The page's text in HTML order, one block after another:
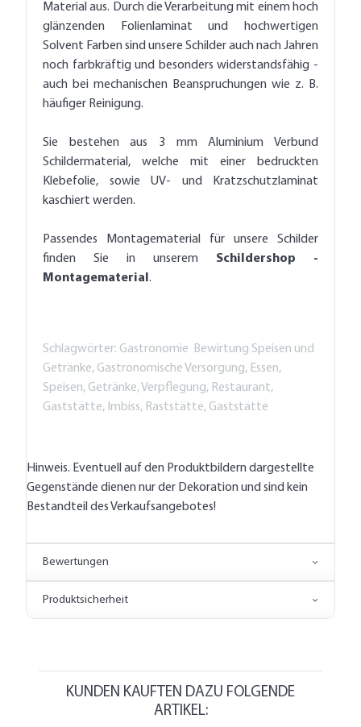
Material aus. Durch die Verarbeitung mit einem hoch
glänzenden Folienlaminat und hochwertigen
Solvent Farben sind unsere Schilder auch nach Jahren
noch farbkräftig und besonders widerstandsfähig -
auch bei mechanischen Beanspruchungen wie z. B.
häufiger Reinigung.
Sie bestehen aus 3 mm Aluminium Verbund
Schildermaterial, welche mit einer bedruckten
Klebefolie, sowie UV- und Kratzschutzlaminat
kaschiert werden.
Passendes Montagematerial für unsere Schilder
finden Sie in unserem Schildershop -
Montagematerial.
Schlagwörter: Gastronomie Bewirtung Speisen und
Getränke, Gastronomische Versorgung, Essen,
Speisen, Getränke, Verpflegung, Restaurant,
Gaststätte, Imbiss, Raststätte, Gaststätte
Hinweis. Eventuell auf den Produktbildern dargestellte
Gegenstände dienen nur der Dekoration und sind kein
Bestandteil des Verkaufsangebotes!
Bewertungen
Produktsicherheit
KUNDEN KAUFTEN DAZU FOLGENDE
ARTIKEL: